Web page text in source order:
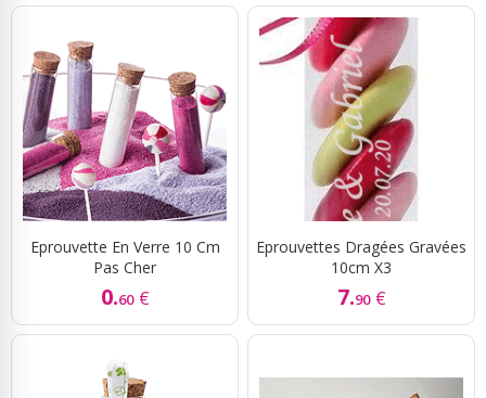
Eprouvette En Verre 10 Cm
Pas Cher
0.60 €
Eprouvettes Dragées Gravées
10cm X3
7.90 €